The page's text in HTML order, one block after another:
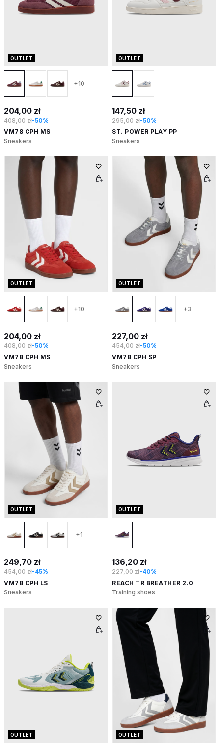
OUTLET
+10
204,00 zł
408,00 zł-50%
VM78 CPH MS
Sneakers
OUTLET
147,50 zł
295,00 zł-50%
ST. POWER PLAY PP
Sneakers
OUTLET
+10
204,00 zł
408,00 zł-50%
VM78 CPH MS
Sneakers
OUTLET
+3
227,00 zł
454,00 zł-50%
VM78 CPH SP
Sneakers
OUTLET
+1
249,70 zł
454,00 zł-45%
VM78 CPH LS
Sneakers
OUTLET
136,20 zł
227,00 zł-40%
REACH TR BREATHER 2.0
Training shoes
OUTLET OUTLET